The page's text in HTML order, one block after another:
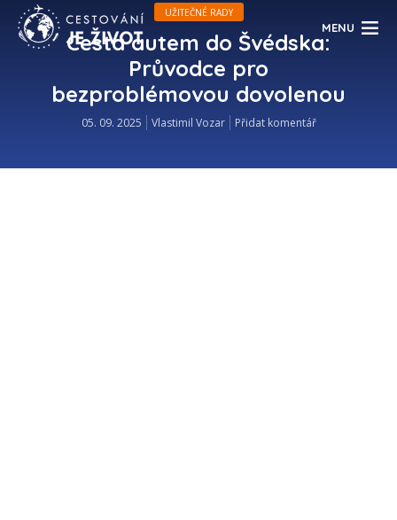
MENU
UŽITEČNÉ RADY
Cesta autem do Švédska:
Průvodce pro
bezproblémovou dovolenou
05. 09. 2025 Vlastimil Vozar Přidat komentář